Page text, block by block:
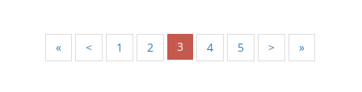
« < 1 2 3 4 5 > »